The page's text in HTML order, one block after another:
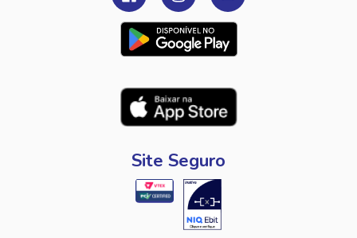
Site Seguro